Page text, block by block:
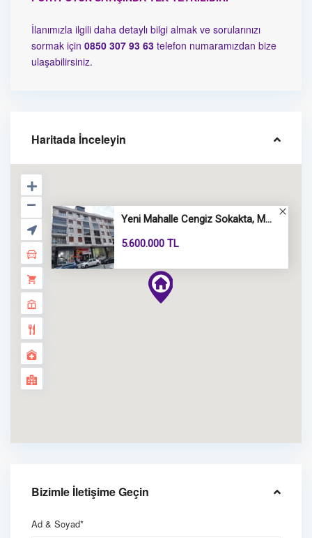
İlanımızla ilgili daha detaylı bilgi almak ve sorularınızı
sormak için 0850 307 93 63 telefon numaramızdan bize
ulaşabilirsiniz.
Haritada İnceleyin
Yeni Mahalle Cengiz Sokakta, M...
5.600.000 TL
Bizimle İletişime Geçin
Ad & Soyad*